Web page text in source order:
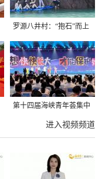
罗源八井村：“抱石”而上
第十四届海峡青年荟集中
阶段活动在福州举行
进入视频频道